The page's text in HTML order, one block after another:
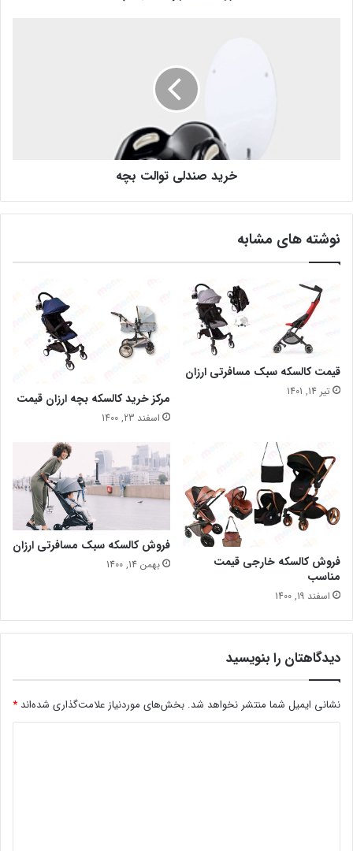
خرید صندلی توالت بچه
نوشته های مشابه
قیمت کالسکه سبک مسافرتی ارزان
تیر 14, 1401 مرکز خرید کالسکه بچه ارزان قیمت
اسفند 23, 1400
فروش کالسکه خارجی قیمت
مناسب
اسفند 19, 1400
فروش کالسکه سبک مسافرتی ارزان
بهمن 14, 1400
دیدگاهتان را بنویسید
نشانی ایمیل شما منتشر نخواهد شد. بخش‌های موردنیاز علامت‌گذاری شده‌اند *